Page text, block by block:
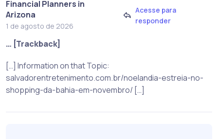
Financial Planners in
Arizona
1 de agosto de 2026
Acesse para
responder
… [Trackback]
[…] Information on that Topic:
salvadorentretenimento.com.br/noelandia-estreia-no-
shopping-da-bahia-em-novembro/ […]